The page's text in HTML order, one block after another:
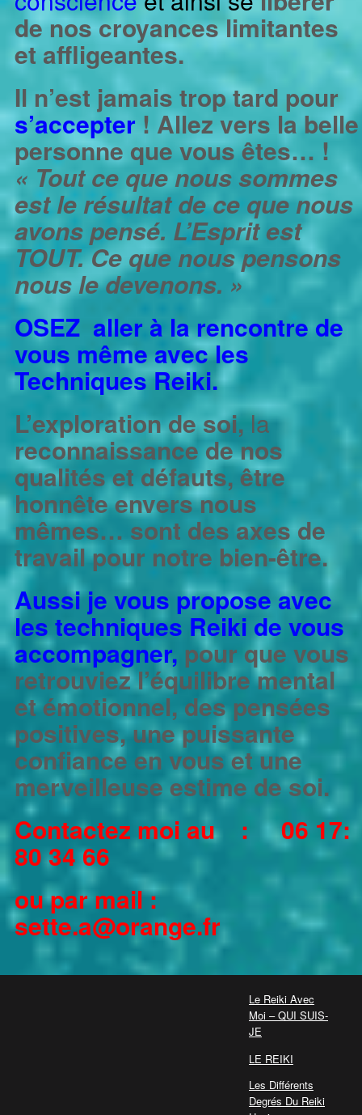
de nos croyances limitantes
et affligeantes.
Il n’est jamais trop tard pour
s’accepter ! Allez vers la belle
personne que vous êtes… !
« Tout ce que nous sommes
est le résultat de ce que nous
avons pensé. L’Esprit est
TOUT. Ce que nous pensons
nous le devenons. »
OSEZ aller à la rencontre de
vous même avec les
Techniques Reiki.
L’exploration de soi,la
reconnaissance de nos
qualités et défauts, être
honnête envers nous
mêmes… sont des axes de
travail pour notre bien-être.
Aussi je vous propose avec
les techniques Reiki de vous
accompagner, pour que vous
retrouviez l’équilibre mental
et émotionnel, des pensées
positives, une puissante
confiance en vous et une
merveilleuse estime de soi.
Contactez moi au : 06 17:
80 34 66
ou par mail :
sette.a@orange.fr
Le Reiki Avec
Moi – QUI SUIS-
JE
LE REIKI
Les Différents
Degrés Du Reiki